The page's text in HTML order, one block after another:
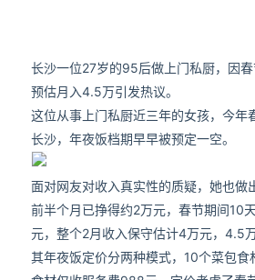
长沙一位27岁的95后做上门私厨，因
预估月入4.5万引发热议。
这位从事上门私厨近三年的女孩，今年
长沙，年夜饭档期早早被预定一空。
面对网友对收入真实性的质疑，她也做
前半个月已挣得约2万元，春节期间10
元，整个2月收入保守估计4万元，4.5
其年夜饭定价分两种模式，10个菜包